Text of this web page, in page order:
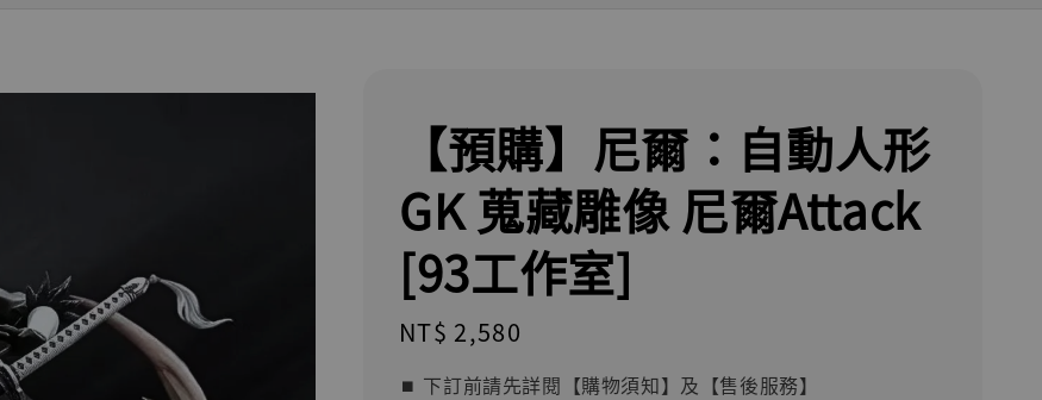
【預購】尼爾：自動人形
GK 蒐藏雕像 尼爾Attack
[93工作室]
Regular
price
NT$ 2,580
⏹︎ 下訂前請先詳閱【購物須知】及【售後服務】